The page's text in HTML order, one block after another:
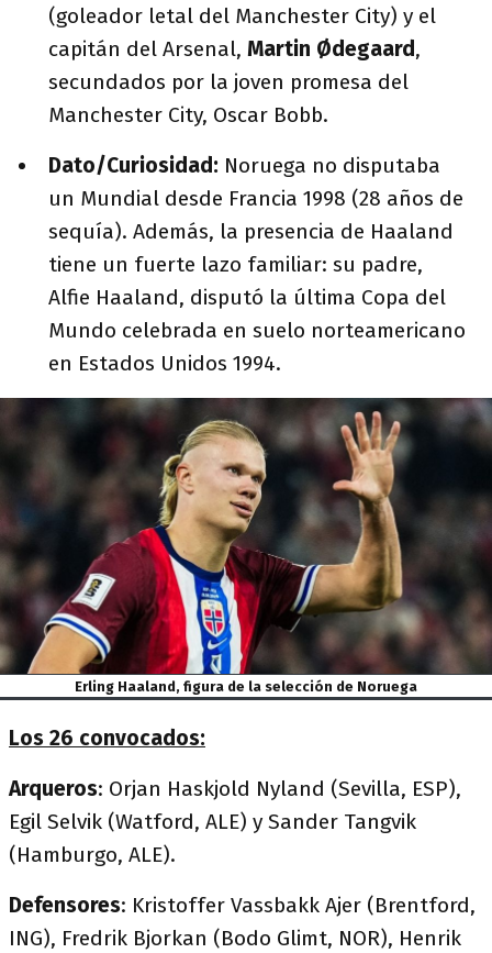
(goleador letal del Manchester City) y el
capitán del Arsenal, Martin Ødegaard,
secundados por la joven promesa del
Manchester City, Oscar Bobb.
Dato/Curiosidad: Noruega no disputaba
un Mundial desde Francia 1998 (28 años de
sequía). Además, la presencia de Haaland
tiene un fuerte lazo familiar: su padre,
Alfie Haaland, disputó la última Copa del
Mundo celebrada en suelo norteamericano
en Estados Unidos 1994.
Erling Haaland, figura de la selección de Noruega
Los 26 convocados:
Arqueros: Orjan Haskjold Nyland (Sevilla, ESP),
Egil Selvik (Watford, ALE) y Sander Tangvik
(Hamburgo, ALE).
Defensores: Kristoffer Vassbakk Ajer (Brentford,
ING), Fredrik Bjorkan (Bodo Glimt, NOR), Henrik